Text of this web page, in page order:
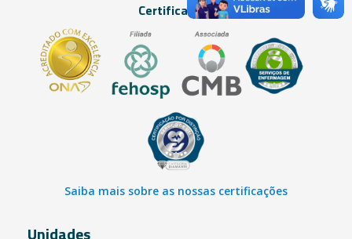
Certificações
Saiba mais sobre as nossas certificações
Unidades